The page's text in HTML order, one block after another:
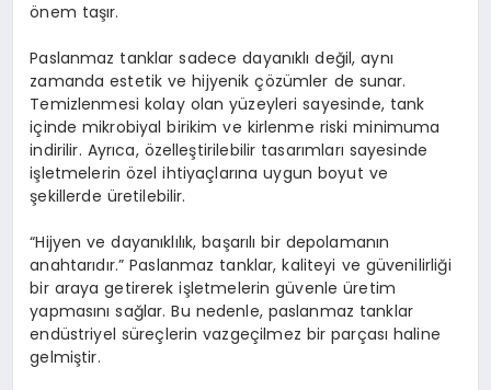
önem taşır.
Paslanmaz tanklar sadece dayanıklı değil, aynı
zamanda estetik ve hijyenik çözümler de sunar.
Temizlenmesi kolay olan yüzeyleri sayesinde, tank
içinde mikrobiyal birikim ve kirlenme riski minimuma
indirilir. Ayrıca, özelleştirilebilir tasarımları sayesinde
işletmelerin özel ihtiyaçlarına uygun boyut ve
şekillerde üretilebilir.
“Hijyen ve dayanıklılık, başarılı bir depolamanın
anahtarıdır.” Paslanmaz tanklar, kaliteyi ve güvenilirliği
bir araya getirerek işletmelerin güvenle üretim
yapmasını sağlar. Bu nedenle, paslanmaz tanklar
endüstriyel süreçlerin vazgeçilmez bir parçası haline
gelmiştir.